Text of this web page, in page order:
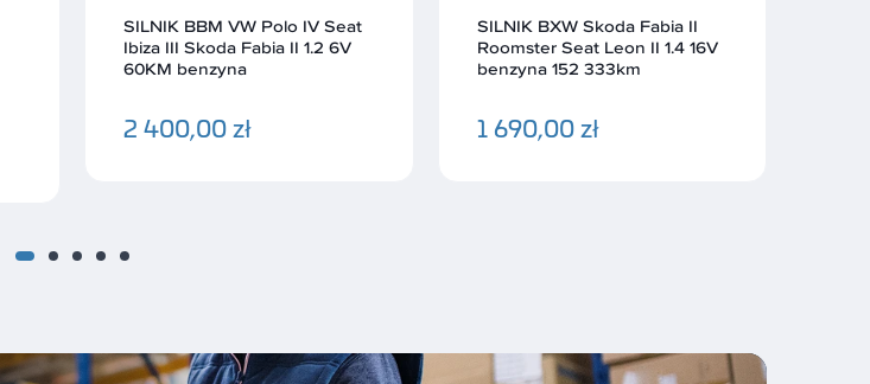
SILNIK BXW Skoda Fabia II
Roomster Seat Leon II 1.4 16V
benzyna 152 333km
1 690,00 zł
SILNIK BXW Seat Cordoba II
Leon Toledo III Altea 1.4 16V
benzyna 152 333km
1 690,00 zł